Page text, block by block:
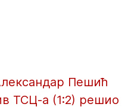
Пешић
ТСЦ-а (1:2) решио